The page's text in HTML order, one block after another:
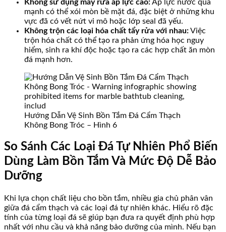
Không sử dụng máy rửa áp lực cao:Áp lực nước quá
mạnh có thể xói mòn bề mặt đá, đặc biệt ở những khu
vực đã có vết nứt vi mô hoặc lớp seal đã yếu.
Không trộn các loại hóa chất tẩy rửa với nhau:Việc
trộn hóa chất có thể tạo ra phản ứng hóa học nguy
hiểm, sinh ra khí độc hoặc tạo ra các hợp chất ăn mòn
đá mạnh hơn.
Hướng Dẫn Vệ Sinh Bồn Tắm Đá Cẩm Thạch
Không Bong Tróc – Hình 6
So Sánh Các Loại Đá Tự Nhiên Phổ Biến
Dùng Làm Bồn Tắm Và Mức Độ Dễ Bảo
Dưỡng
Khi lựa chọn chất liệu cho bồn tắm, nhiều gia chủ phân vân
giữa đá cẩm thạch và các loại đá tự nhiên khác. Hiểu rõ đặc
tính của từng loại đá sẽ giúp bạn đưa ra quyết định phù hợp
nhất với nhu cầu và khả năng bảo dưỡng của mình. Nếu bạn